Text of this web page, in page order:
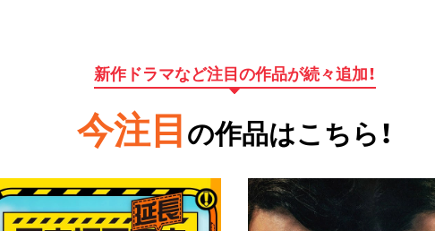
新作ドラマなど注目の作品が続々追加！
今注目 の作品はこちら！